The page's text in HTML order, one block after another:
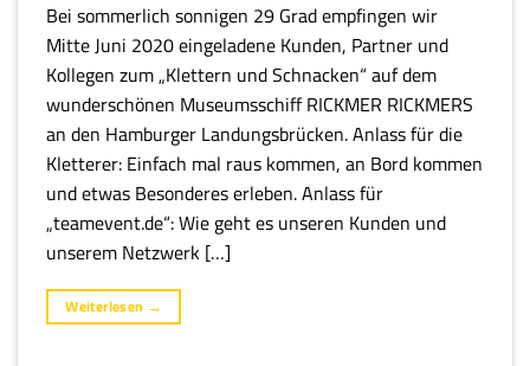
Bei sommerlich sonnigen 29 Grad empfingen wir
Mitte Juni 2020 eingeladene Kunden, Partner und
Kollegen zum „Klettern und Schnacken“ auf dem
wunderschönen Museumsschiff RICKMER RICKMERS
an den Hamburger Landungsbrücken. Anlass für die
Kletterer: Einfach mal raus kommen, an Bord kommen
und etwas Besonderes erleben. Anlass für
„teamevent.de“: Wie geht es unseren Kunden und
unserem Netzwerk […]
Weiterlesen →